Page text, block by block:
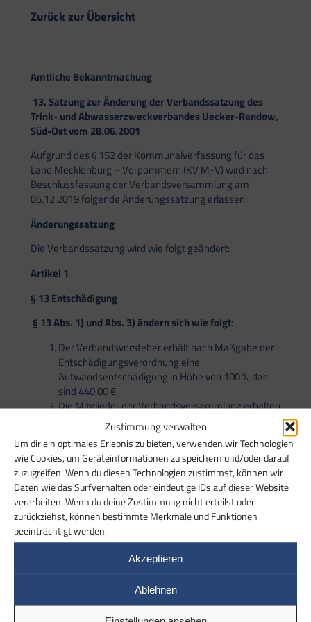
Zustimmung verwalten
Um dir ein optimales Erlebnis zu bieten, verwenden wir Technologien
wie Cookies, um Geräteinformationen zu speichern und/oder darauf
zuzugreifen. Wenn du diesen Technologien zustimmst, können wir
Daten wie das Surfverhalten oder eindeutige IDs auf dieser Website
verarbeiten. Wenn du deine Zustimmung nicht erteilst oder
zurückziehst, können bestimmte Merkmale und Funktionen
beeinträchtigt werden.
Akzeptieren
Ablehnen
Zurück zur Übersicht
Amtliche Bekanntmachung
13. Satzung zur Änderung der Verbandssatzung des
Trink- und Abwasserzweckverbandes Uecker-Randow,
Süd-Ost vom 28.06.2001
Aufgrund des § 152 der Kommunalverfassung für das
Land Mecklenburg – Vorpommern (KV M-V) wird nach
Beschlussfassung der Verbandsversammlung am
05.12.2019 folgende Änderungssatzung erlassen:
Änderungssatzung
Die Verbandssatzung wird wie folgt geändert:
Artikel 1
§ 13 Entschädigung
§ 13 Abs. 1) und Abs. 3) ändern sich wie folgt:
Der Verbandsvorsteher erhält nach Maßgabe der
Entschädigungsverordnung eine
Aufwandsentschädigung in Höhe von 100 %, das
sind 440,00 €.
Die Mitglieder der Verbandsversammlung erhalten
nach Maßgabe der Entschädigungsverordnung für
die Teilnahme an Sitzungen der
Verbandsversammlung und des Vorstandes ein
Sitzungsgeld in Höhe von 100 %, das sind 40,00 €.
Die nicht der Verbandsversammlung
angehörenden Mitglieder des Vorstandes erhalten
nach Maßgabe der Entschädigungsverordnung für
die Teilnahme an Sitzungen des Vorstandes und
Verbandsversammlungen ein Sitzungsgeld in
Höhe von 100 %, das sind 40,00 €.